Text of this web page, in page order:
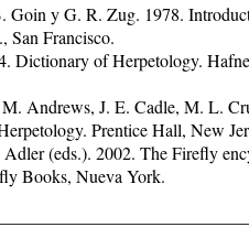
Goin y G. R. Zug. 1978.
San Francisco.
Dictionary of Herpetology.
Andrews, J. E. Cadle, M. L.
Prentice Hall, New
(eds.). 2002. The Firefly
Books, Nueva York.